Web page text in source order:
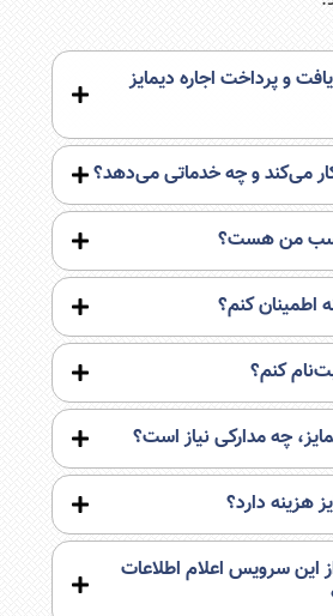
و پرداخت اجاره دیمایز
می‌کند و چه خدماتی می‌دهد؟
من هست؟
کنم؟
کنم؟
چه مدارکی نیاز است؟
هزینه دارد؟
این سرویس اعلام اطلاعات